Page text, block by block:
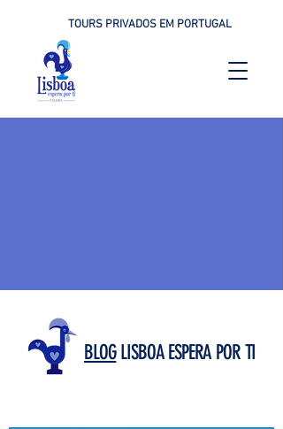
TOURS PRIVADOS EM PORTUGAL
BLOGLISBOA ESPERA POR TI